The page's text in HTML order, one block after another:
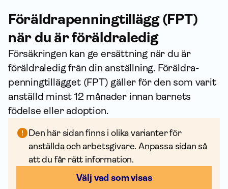
Föräldra­penning­tillägg (FPT)
när du är föräldraledig
Försäkringen kan ge ersättning när du är
föräldraledig från din an­ställning. Föräldra­
penning­tillägget (FPT) gäller för den som varit
anställd minst 12 månader innan barnets
födelse eller adoption.
Den här sidan finns i olika varianter för
anställda och arbetsgivare. Anpassa sidan så
att du får rätt infor­mation.
Välj vad som visas